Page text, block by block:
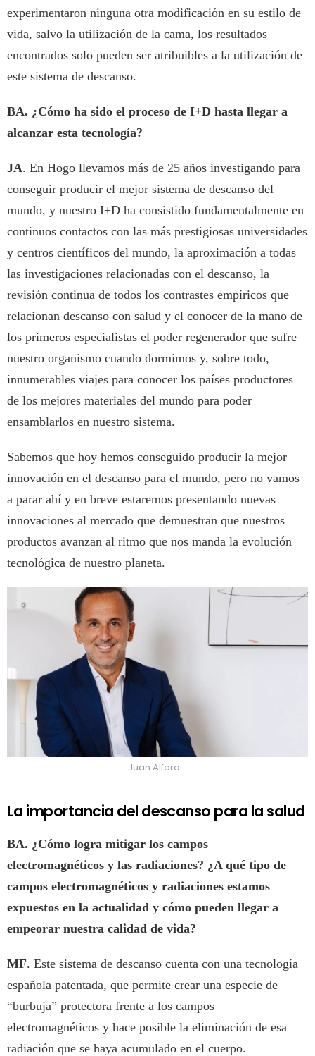
experimentaron ninguna otra modificación en su estilo de
vida, salvo la utilización de la cama, los resultados
encontrados solo pueden ser atribuibles a la utilización de
este sistema de descanso.
BA. ¿Cómo ha sido el proceso de I+D hasta llegar a
alcanzar esta tecnología?
JA. En Hogo llevamos más de 25 años investigando para
conseguir producir el mejor sistema de descanso del
mundo, y nuestro I+D ha consistido fundamentalmente en
continuos contactos con las más prestigiosas universidades
y centros científicos del mundo, la aproximación a todas
las investigaciones relacionadas con el descanso, la
revisión continua de todos los contrastes empíricos que
relacionan descanso con salud y el conocer de la mano de
los primeros especialistas el poder regenerador que sufre
nuestro organismo cuando dormimos y, sobre todo,
innumerables viajes para conocer los países productores
de los mejores materiales del mundo para poder
ensamblarlos en nuestro sistema.
Sabemos que hoy hemos conseguido producir la mejor
innovación en el descanso para el mundo, pero no vamos
a parar ahí y en breve estaremos presentando nuevas
innovaciones al mercado que demuestran que nuestros
productos avanzan al ritmo que nos manda la evolución
tecnológica de nuestro planeta.
Juan Alfaro
La importancia del descanso para la salud
BA. ¿Cómo logra mitigar los campos
electromagnéticos y las radiaciones? ¿A qué tipo de
campos electromagnéticos y radiaciones estamos
expuestos en la actualidad y cómo pueden llegar a
empeorar nuestra calidad de vida?
MF. Este sistema de descanso cuenta con una tecnología
española patentada, que permite crear una especie de
“burbuja” protectora frente a los campos
electromagnéticos y hace posible la eliminación de esa
radiación que se haya acumulado en el cuerpo.